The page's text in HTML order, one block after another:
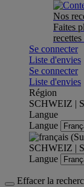
Nos
Faites
Se connecter
Liste d'envies
Se connecter
Liste d'envies
Région
SCHWEIZ |
Langue
Langue
SCHWEIZ |
Langue
Effacer la